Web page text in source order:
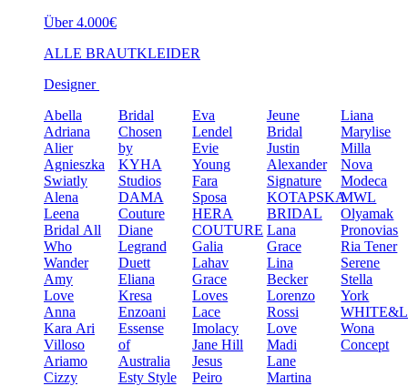
Über 4.000€
ALLE BRAUTKLEIDER
Designer
Abella
Adriana
Alier
Agnieszka
Swiatly
Alena
Leena
Bridal All
Who
Wander
Amy
Love
Anna
Kara Ari
Villoso
Ariamo
Cizzy
Bridal
Chosen
by
KYHA
Studios
DAMA
Couture
Diane
Legrand
Duett
Eliana
Kresa
Enzoani
Essense
of
Australia
Esty Style
Eva
Lendel
Evie
Young
Fara
Sposa
HERA
COUTURE
Galia
Lahav
Grace
Loves
Lace
Imolacy
Jane Hill
Jesus
Peiro
Jeune
Bridal
Justin
Alexander
Signature
KOTAPSKA
BRIDAL
Lana
Grace
Lina
Becker
Lorenzo
Rossi
Love
Madi
Lane
Martina
Liana
Marylise
Milla
Nova
Modeca
MWL
Olyamak
Pronovias
Ria Tener
Serene
Stella
York
Wona
Concept